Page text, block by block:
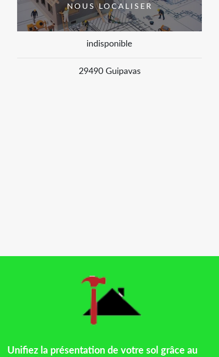
NOUS LOCALISER
indisponible
29490 Guipavas
Unifiez la présentation de votre sol grâce au